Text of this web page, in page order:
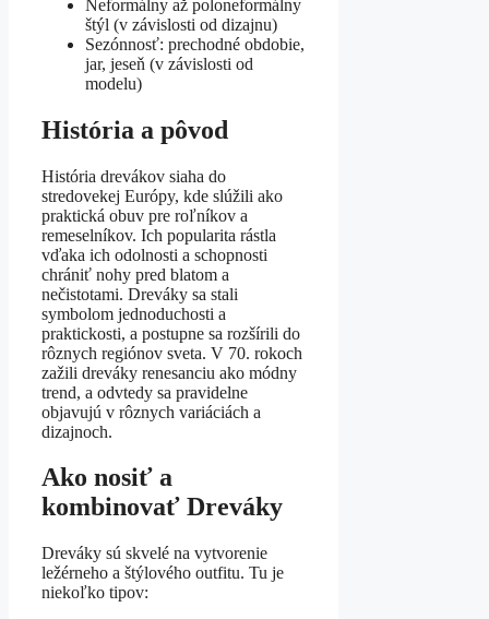
Neformálny až poloneformálny
štýl (v závislosti od dizajnu)
Sezónnosť: prechodné obdobie,
jar, jeseň (v závislosti od
modelu)
História a pôvod
História drevákov siaha do
stredovekej Európy, kde slúžili ako
praktická obuv pre roľníkov a
remeselníkov. Ich popularita rástla
vďaka ich odolnosti a schopnosti
chrániť nohy pred blatom a
nečistotami. Dreváky sa stali
symbolom jednoduchosti a
praktickosti, a postupne sa rozšírili do
rôznych regiónov sveta. V 70. rokoch
zažili dreváky renesanciu ako módny
trend, a odvtedy sa pravidelne
objavujú v rôznych variáciách a
dizajnoch.
Ako nosiť a
kombinovať Dreváky
Dreváky sú skvelé na vytvorenie
ležérneho a štýlového outfitu. Tu je
niekoľko tipov: